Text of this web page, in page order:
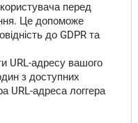
перед
Це допоможе
до GDPR та
URL-адресу вашого
з доступних
URL-адреса логгера